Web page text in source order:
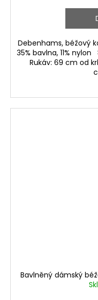
Debenhams, béžový
35% bavlna, 11%
Rukáv: 69 cm od
Bavlněný dámský